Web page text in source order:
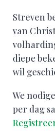
Streven
van
diepe
wil
We
per dag